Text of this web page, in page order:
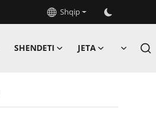
Shqip
SHENDETI JETA